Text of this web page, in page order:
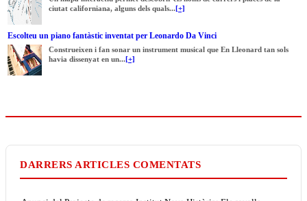
ciutat californiana, alguns dels quals...[+]
Escolteu un piano fantàstic inventat per Leonardo Da Vinci
Construeixen i fan sonar un instrument musical que En Lleonard tan sols
havia dissenyat en un...[+]
DARRERS ARTICLES COMENTATS